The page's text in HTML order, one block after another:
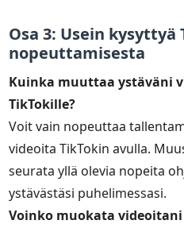
Osa 3: Usein
nopeuttamisesta
Kuinka muuttaa ystäväni
TikTokille?
Voit vain nopeuttaa
videoita TikTokin avulla.
seurata yllä olevia nopeita
ystävästäsi puhelimessasi.
Voinko muokata